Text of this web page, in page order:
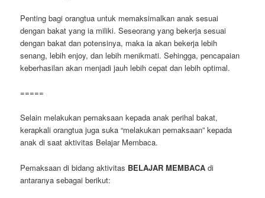
Penting bagi orangtua untuk memaksimalkan anak sesuai
dengan bakat yang ia miliki. Seseorang yang bekerja sesuai
dengan bakat dan potensinya, maka ia akan bekerja lebih
senang, lebih enjoy, dan lebih menikmati. Sehingga, pencapaian
keberhasilan akan menjadi jauh lebih cepat dan lebih optimal.
=====
Selain melakukan pemaksaan kepada anak perihal bakat,
kerapkali orangtua juga suka “melakukan pemaksaan” kepada
anak di saat aktivitas Belajar Membaca.
Pemaksaan di bidang aktivitas BELAJAR MEMBACA di
antaranya sebagai berikut: